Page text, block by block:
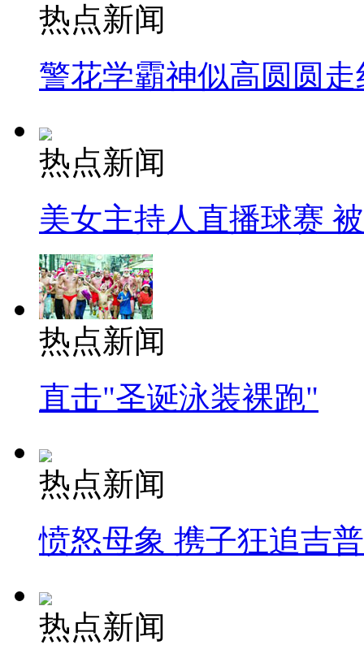
热点新闻
警花学霸神似高圆圆走
热点新闻
美女主持人直播球赛
热点新闻
直击"圣诞泳装裸跑"
热点新闻
愤怒母象 携子狂追吉
热点新闻